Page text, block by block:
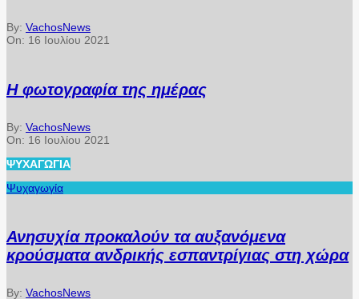
By: VachosNews
On: 16 Ιουλίου 2021
Η φωτογραφία της ημέρας
By: VachosNews
On: 16 Ιουλίου 2021
ΨΥΧΑΓΩΓΊΑ
Ψυχαγωγία
Ανησυχία προκαλούν τα αυξανόμενα
κρούσματα ανδρικής εσπαντρίγιας στη χώρα
By: VachosNews